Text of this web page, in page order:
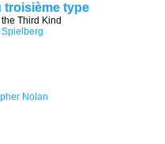
troisième type
Third Kind
Nolan